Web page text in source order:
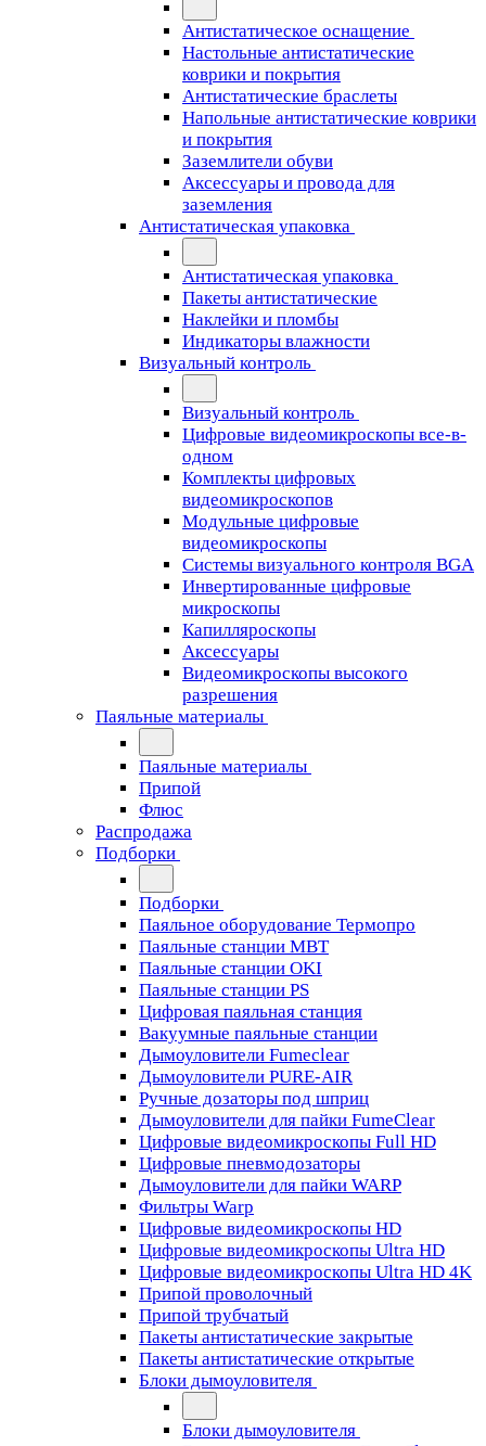
Антистатическое оснащение
Настольные антистатические
коврики и покрытия
Антистатические браслеты
Напольные антистатические коврики
и покрытия
Заземлители обуви
Аксессуары и провода для
заземления
Антистатическая упаковка
Антистатическая упаковка
Пакеты антистатические
Наклейки и пломбы
Индикаторы влажности
Визуальный контроль
Визуальный контроль
Цифровые видеомикроскопы все-в-
одном
Комплекты цифровых
видеомикроскопов
Модульные цифровые
видеомикроскопы
Cистемы визуального контроля BGA
Инвертированные цифровые
микроскопы
Капилляроскопы
Аксессуары
Видеомикроскопы высокого
разрешения
Паяльные материалы
Паяльные материалы
Припой
Флюс
Распродажа
Подборки
Подборки
Паяльное оборудование Термопро
Паяльные станции MBT
Паяльные станции OKI
Паяльные станции PS
Цифровая паяльная станция
Вакуумные паяльные станции
Дымоуловители Fumeclear
Дымоуловители PURE-AIR
Ручные дозаторы под шприц
Дымоуловители для пайки FumeClear
Цифровые видеомикроскопы Full HD
Цифровые пневмодозаторы
Дымоуловители для пайки WARP
Фильтры Warp
Цифровые видеомикроскопы HD
Цифровые видеомикроскопы Ultra HD
Цифровые видеомикроскопы Ultra HD 4K
Припой проволочный
Припой трубчатый
Пакеты антистатические закрытые
Пакеты антистатические открытые
Блоки дымоуловителя
Блоки дымоуловителя